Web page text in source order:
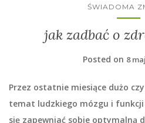
ŚWIADOMA
jak zadbać o
Posted on 8
Przez ostatnie miesiące dużo
temat ludzkiego mózgu i funkcji
się zapewniać sobie optymalną